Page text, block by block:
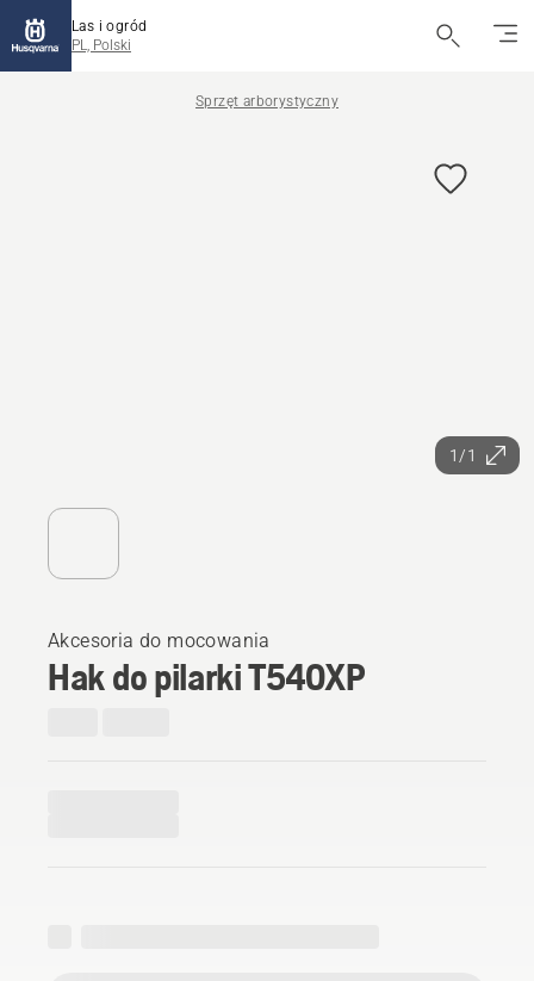
Las i ogród
PL, Polski
Sprzęt arborystyczny
1/1
Akcesoria do mocowania
Hak do pilarki T540XP